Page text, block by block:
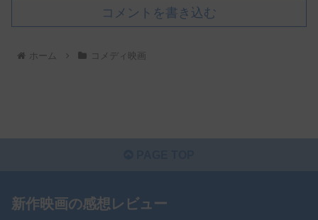
コメントを書き込む
ホーム コメディ映画
新作映画の感想レビュー